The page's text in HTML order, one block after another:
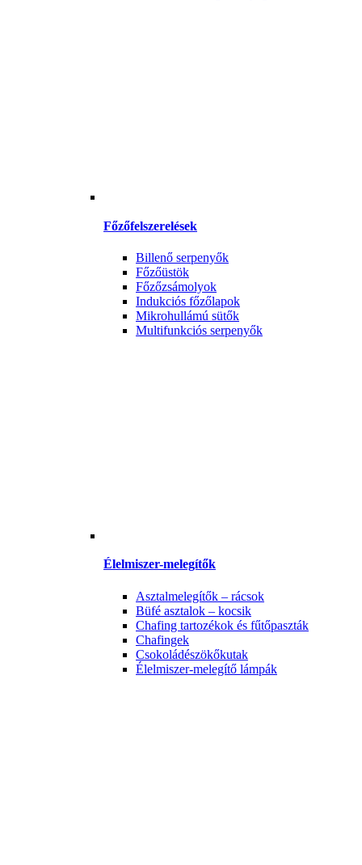
Főzőfelszerelések
Billenő serpenyők
Főzőüstök
Főzőzsámolyok
Indukciós főzőlapok
Mikrohullámú sütők
Multifunkciós serpenyők
Élelmiszer-melegítők
Asztalmelegítők – rácsok
Büfé asztalok – kocsik
Chafing tartozékok és fűtőpaszták
Chafingek
Csokoládészökőkutak
Élelmiszer-melegítő lámpák